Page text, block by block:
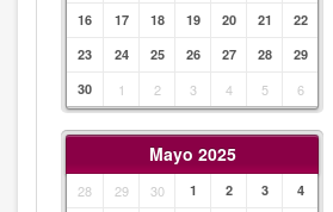
16
17 18 19 20 21
22
23
24 25 26 27 28
29
30
1 2 3 4 5 6
Mayo 2025
28 29 30 1 2 3 4